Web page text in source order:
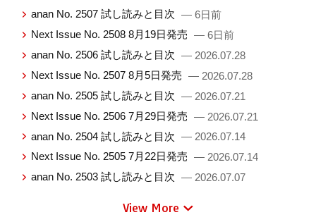
anan No. 2507 試し読みと目次 — 6日前
Next Issue No. 2508 8月19日発売 — 6日前
anan No. 2506 試し読みと目次 — 2026.07.28
Next Issue No. 2507 8月5日発売 — 2026.07.28
anan No. 2505 試し読みと目次 — 2026.07.21
Next Issue No. 2506 7月29日発売 — 2026.07.21
anan No. 2504 試し読みと目次 — 2026.07.14
Next Issue No. 2505 7月22日発売 — 2026.07.14
anan No. 2503 試し読みと目次 — 2026.07.07
View More